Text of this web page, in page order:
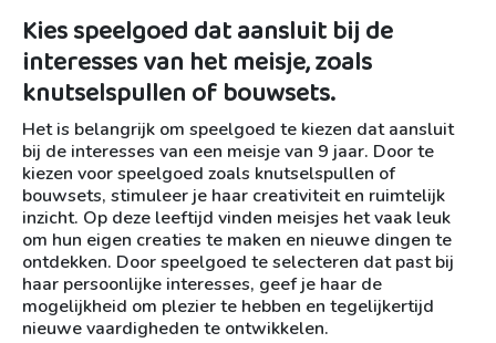
Kies speelgoed dat aansluit bij de
interesses van het meisje, zoals
knutselspullen of bouwsets.
Het is belangrijk om speelgoed te kiezen dat aansluit
bij de interesses van een meisje van 9 jaar. Door te
kiezen voor speelgoed zoals knutselspullen of
bouwsets, stimuleer je haar creativiteit en ruimtelijk
inzicht. Op deze leeftijd vinden meisjes het vaak leuk
om hun eigen creaties te maken en nieuwe dingen te
ontdekken. Door speelgoed te selecteren dat past bij
haar persoonlijke interesses, geef je haar de
mogelijkheid om plezier te hebben en tegelijkertijd
nieuwe vaardigheden te ontwikkelen.